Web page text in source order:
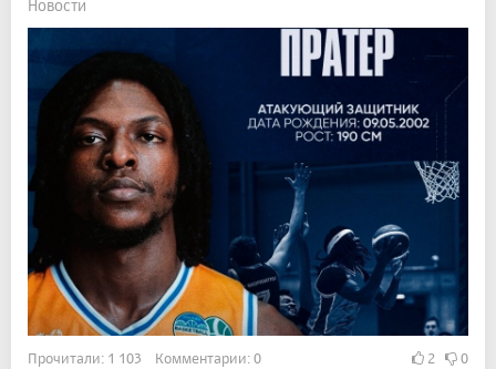
Новости
Прочитали: 1 103 Комментарии: 0 2 0